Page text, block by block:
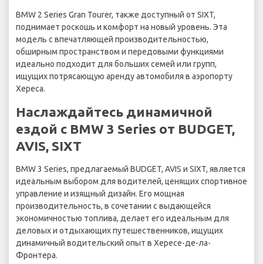
BMW 2 Series Gran Tourer, также доступный от SIXT,
поднимает роскошь и комфорт на новый уровень. Эта
модель с впечатляющей производительностью,
обширным пространством и передовыми функциями
идеально подходит для больших семей или групп,
ищущих потрясающую аренду автомобиля в аэропорту
Хереса.
Наслаждайтесь динамичной
ездой с BMW 3 Series от BUDGET,
AVIS, SIXT
BMW 3 Series, предлагаемый BUDGET, AVIS и SIXT, является
идеальным выбором для водителей, ценящих спортивное
управление и изящный дизайн. Его мощная
производительность, в сочетании с выдающейся
экономичностью топлива, делает его идеальным для
деловых и отдыхающих путешественников, ищущих
динамичный водительский опыт в Хересе-де-ла-
Фронтера.